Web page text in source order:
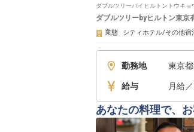
ダブルツリーバイヒルトントウキョ
ダブルツリーbyヒルトン東京
業態 シティホテル/その他宿
勤務地 東京
給与 月給
あなたの料理で、